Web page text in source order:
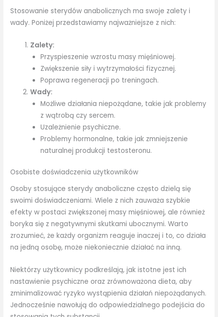
Stosowanie sterydów anabolicznych ma swoje zalety i
wady. Poniżej przedstawiamy najważniejsze z nich:
Zalety:
Przyspieszenie wzrostu masy mięśniowej.
Zwiększenie siły i wytrzymałości fizycznej.
Poprawa regeneracji po treningach.
Wady:
Możliwe działania niepożądane, takie jak problemy
z wątrobą czy sercem.
Uzależnienie psychiczne.
Problemy hormonalne, takie jak zmniejszenie
naturalnej produkcji testosteronu.
Osobiste doświadczenia użytkowników
Osoby stosujące sterydy anaboliczne często dzielą się
swoimi doświadczeniami. Wiele z nich zauważa szybkie
efekty w postaci zwiększonej masy mięśniowej, ale również
boryka się z negatywnymi skutkami ubocznymi. Warto
zrozumieć, że każdy organizm reaguje inaczej i to, co działa
na jedną osobę, może niekoniecznie działać na inną.
Niektórzy użytkownicy podkreślają, jak istotne jest ich
nastawienie psychiczne oraz zrównoważona dieta, aby
zminimalizować ryzyko wystąpienia działań niepożądanych.
Jednocześnie nawołują do odpowiedzialnego podejścia do